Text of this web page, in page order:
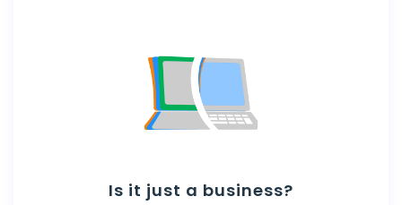
Is it just a business?